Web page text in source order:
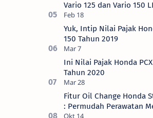
Vario 125 dan Vario 150
Yuk, Intip Nilai Pajak
150 Tahun 2019
Ini Nilai Pajak Honda
Tahun 2020
Fitur Oil Change Honda
: Permudah Perawatan